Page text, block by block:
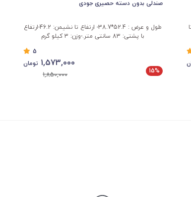
تا
صندلی بدون دسته حصیری جودی
طول و عرض : 52.4*38.7- ارتفاع تا نشیمن: 46.2-ارتفاع
با پشتی: 83 سانتی متر.-وزن: 3 کیلو گرم
5
15%
1,573,000 تومان
1,850,000